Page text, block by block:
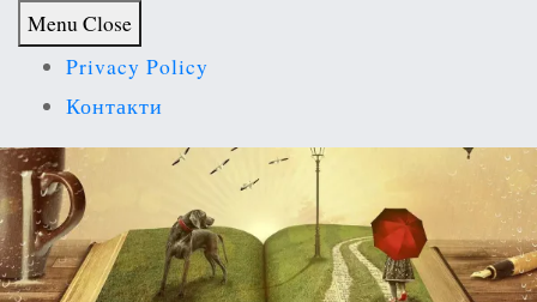
t
o
c
o
MenuClose
Privacy Policy
Контакти